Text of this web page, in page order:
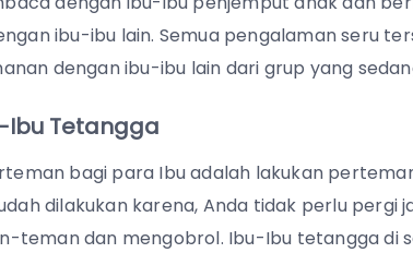
ibu-ibu lain. Semua pengalaman seru
dengan ibu-ibu lain dari grup yang
Tetangga
bagi para Ibu adalah lakukan
dilakukan karena, Anda tidak perlu pergi
teman dan mengobrol. Ibu-Ibu tetangga di